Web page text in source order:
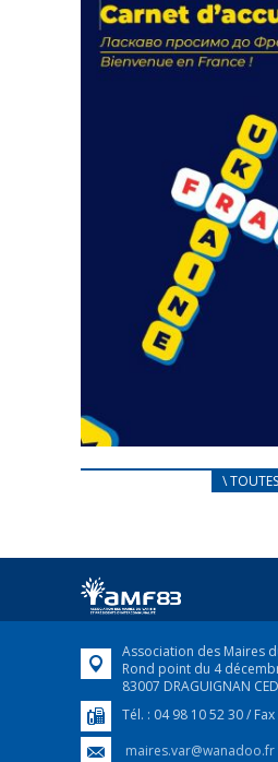
actions
18 septembre 2023
FEUILLETER
CARNET D’ACCUEIL
Afin d’accompagner au
FEUILLETER
\
Association des Maires
Rond point du 4
83007 DRAGUIGNAN
Tél. : 04 98 10 52 30 /
maires.var@wanadoo.fr